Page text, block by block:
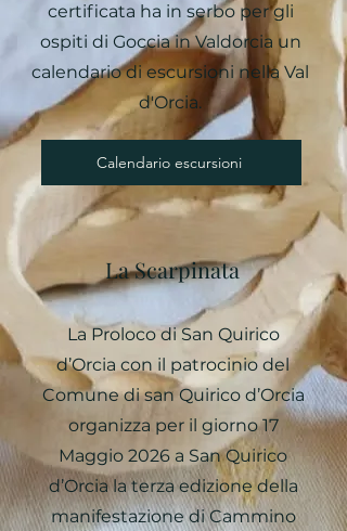
certificata ha in serbo per gli
ospiti di Goccia in Valdorcia un
calendario di escursioni nella Val
d'Orcia.
Calendario escursioni
La Scarpinata
La Proloco di San Quirico
d’Orcia con il patrocinio del
Comune di san Quirico d’Orcia
organizza per il giorno 17
Maggio 2026 a San Quirico
d’Orcia la terza edizione della
manifestazione di Cammino